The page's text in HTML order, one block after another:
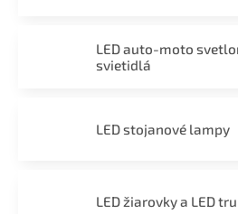
LED auto-moto
svietidlá
LED stojanové lampy
LED žiarovky a LED